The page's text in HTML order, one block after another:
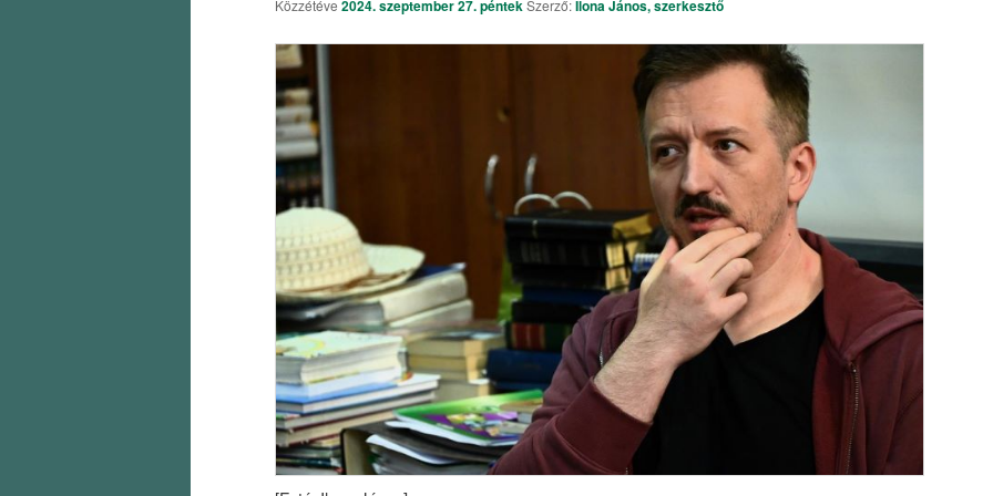
Közzétéve 2024. szeptember 27. péntekSzerző:Ilona János, szerkesztő
Örökségünk pályázat – kisfilm-